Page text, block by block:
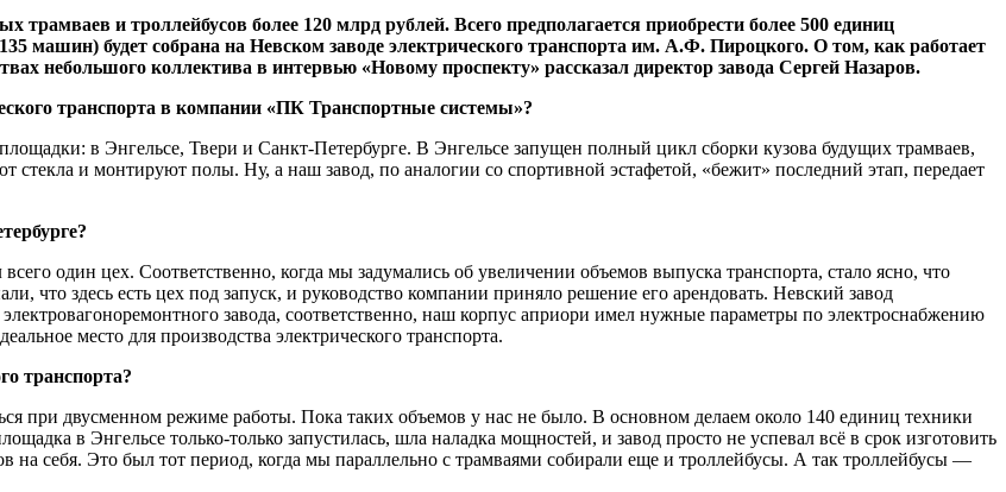
трамваев и троллейбусов более 120 млрд рублей. Всего предполагается приобрести более 500 единиц
машин) будет собрана на Невском заводе электрического транспорта им. А.Ф. Пироцкого. О том, как работает
небольшого коллектива в интервью «Новому проспекту» рассказал директор завода Сергей Назаров.
транспорта в компании «ПК Транспортные системы»?
в Энгельсе, Твери и Санкт-Петербурге. В Энгельсе запущен полный цикл сборки кузова будущих трамваев,
стекла и монтируют полы. Ну, а наш завод, по аналогии со спортивной эстафетой, «бежит» последний этап, передает
один цех. Соответственно, когда мы задумались об увеличении объемов выпуска транспорта, стало ясно, что
что здесь есть цех под запуск, и руководство компании приняло решение его арендовать. Невский завод
электровагоноремонтного завода, соответственно, наш корпус априори имел нужные параметры по электроснабжению
место для производства электрического транспорта.
транспорта?
двусменном режиме работы. Пока таких объемов у нас не было. В основном делаем около 140 единиц техники
в Энгельсе только-только запустилась, шла наладка мощностей, и завод просто не успевал всё в срок изготовить
себя. Это был тот период, когда мы параллельно с трамваями собирали еще и троллейбусы. А так троллейбусы —